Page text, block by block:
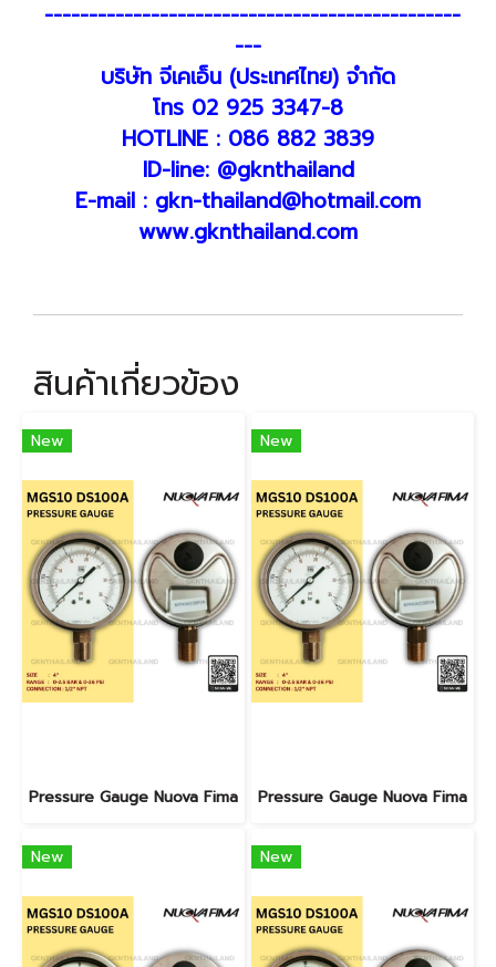
-----------------------------------------------
---
บริษัท จีเคเอ็น (ประเทศไทย) จำกัด
โทร 02 925 3347-8
HOTLINE : 086 882 3839
ID-line: @gknthailand
E-mail : gkn-thailand@hotmail.com
www.gknthailand.com
สินค้าเกี่ยวข้อง
New
Pressure Gauge Nuova Fima
New
Pressure Gauge Nuova Fima
New New